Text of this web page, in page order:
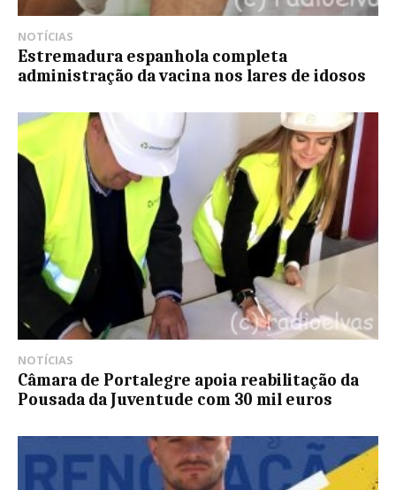
NOTÍCIAS
Estremadura espanhola completa
administração da vacina nos lares de idosos
NOTÍCIAS
Câmara de Portalegre apoia reabilitação da
Pousada da Juventude com 30 mil euros